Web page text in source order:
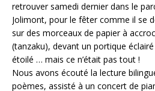
retrouver samedi dernier dans le
Jolimont, pour le fêter comme il se
sur des morceaux de papier à
(tanzaku), devant un portique
étoilé … mais ce n’était pas tout !
Nous avons écouté la lecture
poèmes, assisté à un concert de